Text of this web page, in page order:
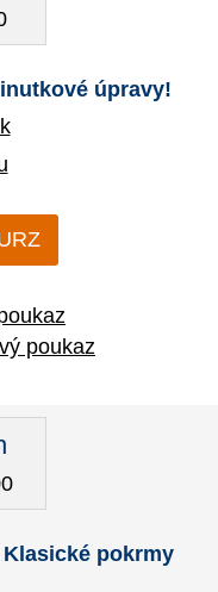
úpravy!
poukaz
pokrmy